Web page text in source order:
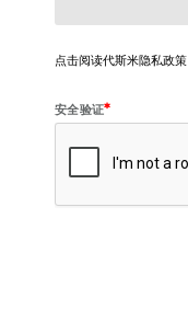
点击阅读代斯米隐私政策
安全验证*